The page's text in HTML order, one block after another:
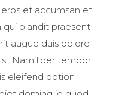
eros et accumsan et
qui blandit praesent
augue duis dolore
Nam liber tempor
eleifend option